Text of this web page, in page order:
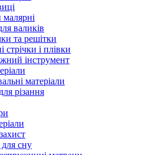
валиків
та решітки
стрічки і плівки
інструмент
матеріали
різання
сну